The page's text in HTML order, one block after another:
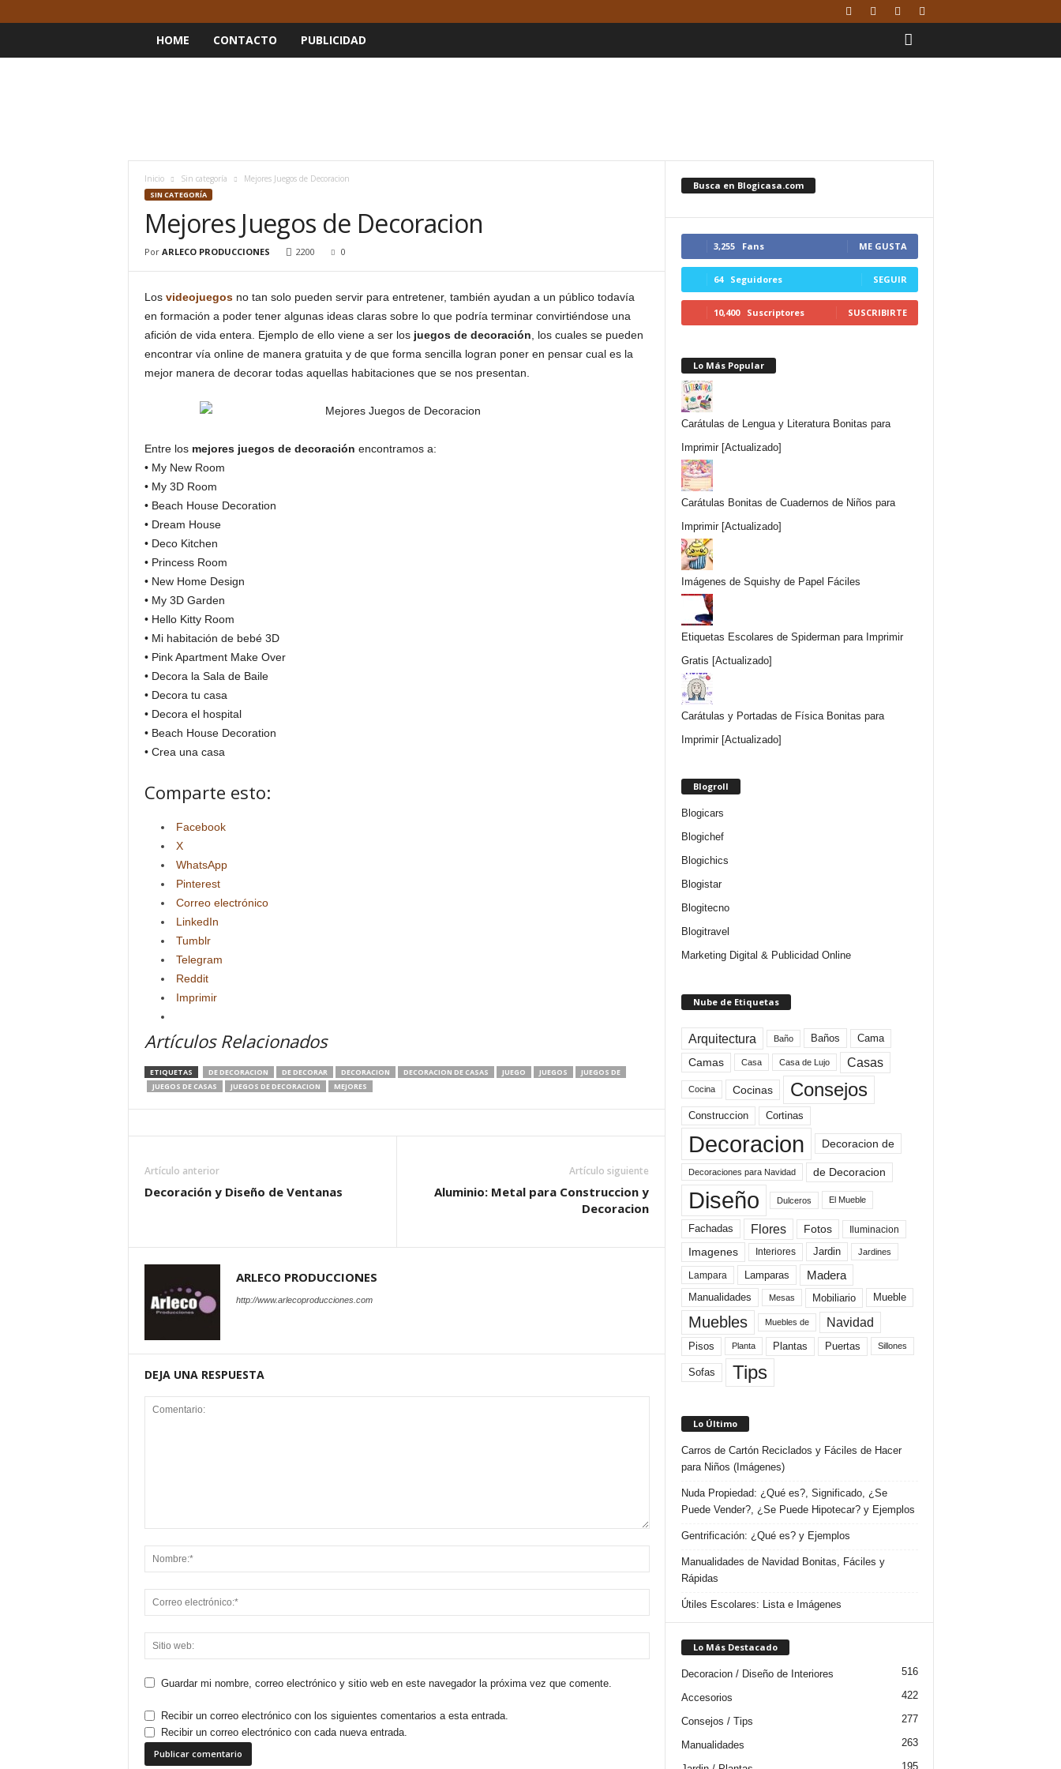
HOME CONTACTO PUBLICIDAD
Inicio Sin categoría Mejores Juegos de Decoracion
SIN CATEGORÍA
Mejores Juegos de Decoracion
Por ARLECO PRODUCCIONES 2200 0
Los videojuegosno tan solo pueden servir para entretener, también ayudan a un público todavía
en formación a poder tener algunas ideas claras sobre lo que podría terminar convirtiéndose una
afición de vida entera. Ejemplo de ello viene a ser los juegos de decoración , los cuales se pueden
encontrar vía online de manera gratuita y de que forma sencilla logran poner en pensar cual es la
mejor manera de decorar todas aquellas habitaciones que se nos presentan.
Entre los mejores juegos de decoración encontramos a:
• My New Room
• My 3D Room
• Beach House Decoration
• Dream House
• Deco Kitchen
• Princess Room
• New Home Design
• My 3D Garden
• Hello Kitty Room
• Mi habitación de bebé 3D
• Pink Apartment Make Over
• Decora la Sala de Baile
• Decora tu casa
• Decora el hospital
• Beach House Decoration
• Crea una casa
Comparte esto:
Facebook
X
WhatsApp
Pinterest
Correo electrónico
LinkedIn
Tumblr
Telegram
Reddit
Imprimir
Artículos Relacionados
ETIQUETAS DE DECORACION DE DECORAR DECORACION DECORACION DE CASAS JUEGO JUEGOS
JUEGOS DE
JUEGOS DE CASAS
JUEGOS DE DECORACION MEJORES
Artículo anterior
Decoración y Diseño de Ventanas
Artículo siguiente
Aluminio: Metal para Construccion y
Decoracion
ARLECO PRODUCCIONES
http://www.arlecoproducciones.com
DEJA UNA RESPUESTA
Guardar mi nombre, correo electrónico y sitio web en este navegador la próxima vez que comente.
Recibir un correo electrónico con los siguientes comentarios a esta entrada.
Recibir un correo electrónico con cada nueva entrada.
Busca en Blogicasa.com
3,255 Fans ME GUSTA
64 Seguidores SEGUIR
10,400 Suscriptores SUSCRIBIRTE
Lo Más Popular
Carátulas de Lengua y Literatura Bonitas para
Imprimir [Actualizado]
Carátulas Bonitas de Cuadernos de Niños para
Imprimir [Actualizado]
Imágenes de Squishy de Papel Fáciles
Etiquetas Escolares de Spiderman para Imprimir
Gratis [Actualizado]
Carátulas y Portadas de Física Bonitas para
Imprimir [Actualizado]
Blogroll
Blogicars
Blogichef
Blogichics
Blogistar
Blogitecno
Blogitravel
Marketing Digital & Publicidad Online
Nube de Etiquetas
Arquitectura Baño Baños Cama
Camas Casa Casa de Lujo Casas
Cocina Cocinas Consejos
Construccion Cortinas
Decoracion Decoracion de
Decoraciones para Navidad de Decoracion
Diseño Dulceros El Mueble
Fachadas Flores Fotos Iluminacion
Imagenes Interiores Jardin Jardines
Lampara Lamparas Madera
Manualidades Mesas Mobiliario Mueble
Muebles Muebles de Navidad
Pisos Planta Plantas Puertas Sillones
Sofas Tips
Lo Último
Carros de Cartón Reciclados y Fáciles de Hacer
para Niños (Imágenes)
Nuda Propiedad: ¿Qué es?, Significado, ¿Se
Puede Vender?, ¿Se Puede Hipotecar? y Ejemplos
Gentrificación: ¿Qué es? y Ejemplos
Manualidades de Navidad Bonitas, Fáciles y
Rápidas
Útiles Escolares: Lista e Imágenes
Lo Más Destacado
Decoracion / Diseño de Interiores 516
Accesorios 422
Consejos / Tips 277
Manualidades 263
195